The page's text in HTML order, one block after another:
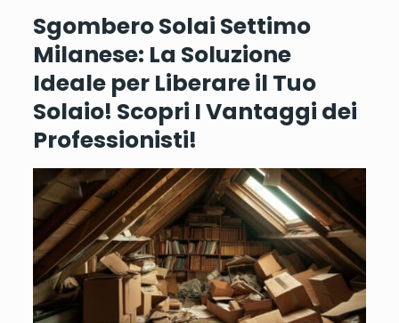
Sgombero Solai Settimo
Milanese: La Soluzione
Ideale per Liberare il Tuo
Solaio! Scopri IVantaggi dei
Professionisti!